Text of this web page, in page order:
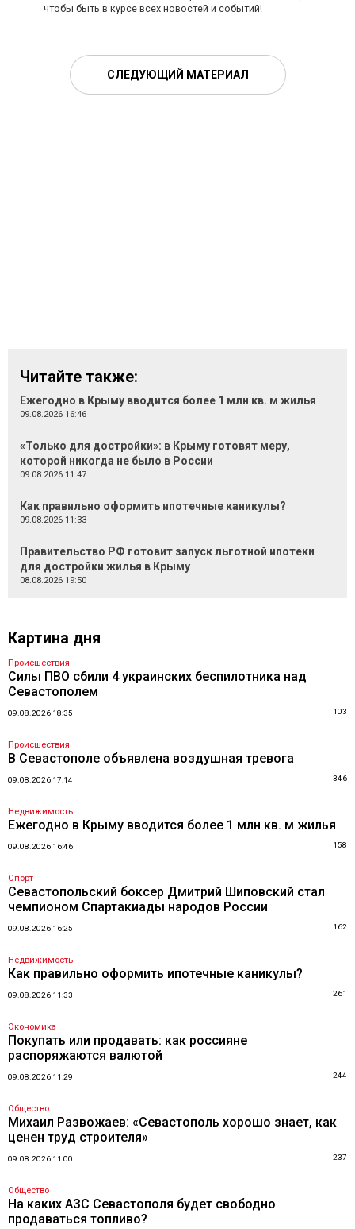
чтобы быть в курсе всех новостей и событий!
СЛЕДУЮЩИЙ МАТЕРИАЛ
Читайте также:
Ежегодно в Крыму вводится более 1 млн кв. м жилья
09.08.2026 16:46
«Только для достройки»: в Крыму готовят меру,
которой никогда не было в России
09.08.2026 11:47
Как правильно оформить ипотечные каникулы?
09.08.2026 11:33
Правительство РФ готовит запуск льготной ипотеки
для достройки жилья в Крыму
08.08.2026 19:50
Картина дня
Происшествия
Силы ПВО сбили 4 украинских беспилотника над
Севастополем
09.08.2026 18:35 103
Происшествия
В Севастополе объявлена воздушная тревога
09.08.2026 17:14 346
Недвижимость
Ежегодно в Крыму вводится более 1 млн кв. м жилья
09.08.2026 16:46 158
Спорт
Севастопольский боксер Дмитрий Шиповский стал
чемпионом Спартакиады народов России
09.08.2026 16:25 162
Недвижимость
Как правильно оформить ипотечные каникулы?
09.08.2026 11:33 261
Экономика
Покупать или продавать: как россияне
распоряжаются валютой
09.08.2026 11:29 244
Общество
Михаил Развожаев: «Севастополь хорошо знает, как
ценен труд строителя»
09.08.2026 11:00 237
Общество
На каких АЗС Севастополя будет свободно
продаваться топливо?